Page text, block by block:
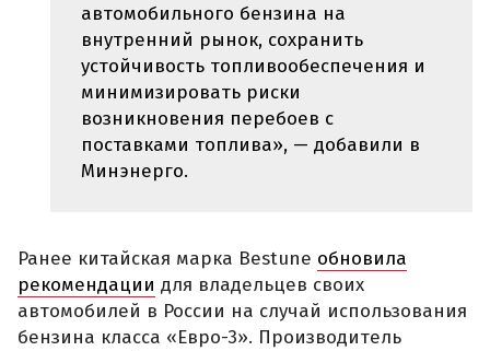
автомобильного бензина на
внутренний рынок, сохранить
устойчивость топливообеспечения и
минимизировать риски
возникновения перебоев с
поставками топлива», — добавили в
Минэнерго.
Ранее китайская марка Bestune обновила
рекомендации для владельцев своих
автомобилей в России на случай использования
бензина класса «Евро-3». Производитель